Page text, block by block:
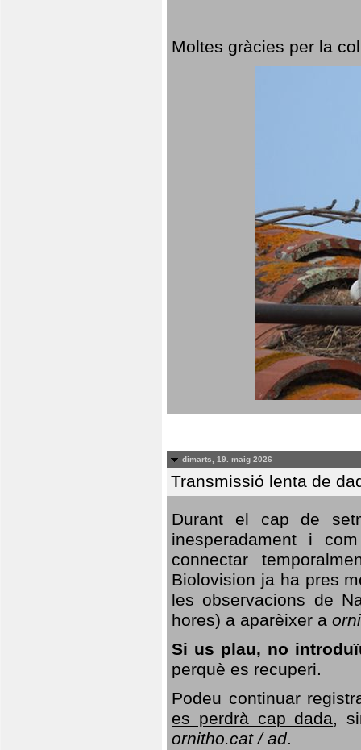
Moltes gràcies per la
dimarts, 19. maig 2026
Transmissió lenta de
Durant el cap de
inesperadament i
connectar
Biolovision ja ha pres
les observacions de
hores) a aparèixer a
Si us plau, no
perquè es recuperi.
Podeu continuar
es perdrà cap dada,
ornitho.cat / ad.